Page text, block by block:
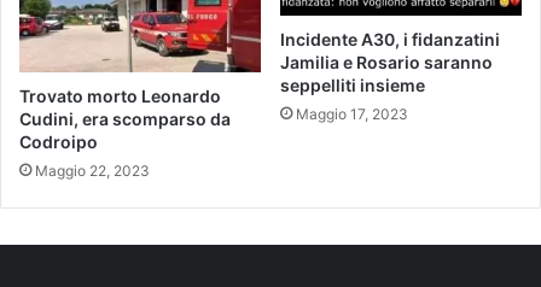
Trovato morto Leonardo
Cudini, era scomparso da
Codroipo
Maggio 22, 2023
Incidente A30, i fidanzatini
Jamilia e Rosario saranno
seppelliti insieme
Maggio 17, 2023